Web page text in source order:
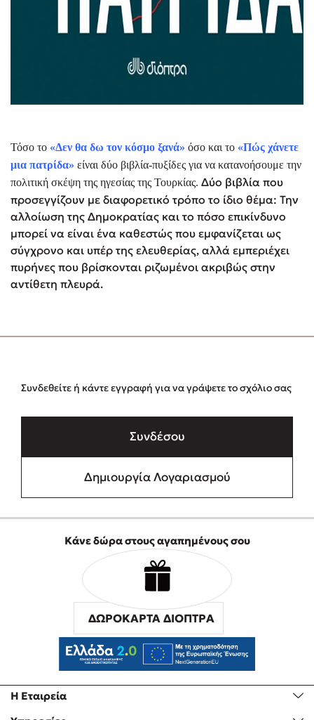
Τόσο το «Δεν θα δω τον κόσμο ξανά» όσο και το «Πώς χάνετε
μια πατρίδα» είναι δύο βιβλία-πυξίδες για να κατανοήσουμε την
πολιτική σκέψη της ηγεσίας της Τουρκίας. Δύο βιβλία που
προσεγγίζουν με διαφορετικό τρόπο το ίδιο θέμα: Την
αλλοίωση της Δημοκρατίας και το πόσο επικίνδυνο
μπορεί να είναι ένα καθεστώς που εμφανίζεται ως
σύγχρονο και υπέρ της ελευθερίας, αλλά εμπεριέχει
πυρήνες που βρίσκονται ριζωμένοι ακριβώς στην
αντίθετη πλευρά.
Συνδεθείτε ή κάντε εγγραφή για να γράψετε το σχόλιο σας
Συνδέσου
Δημιουργία Λογαριασμού
Η Εταιρεία
Κάνε δώρα στους αγαπημένους σου
ΔΩΡΟΚΑΡΤΑ ΔΙΟΠΤΡΑ